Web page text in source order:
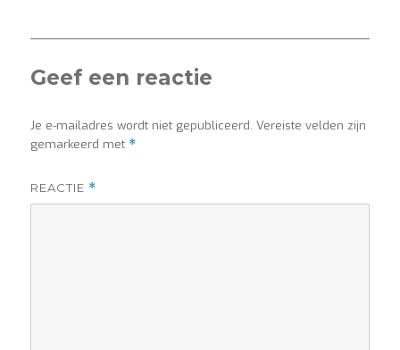
Geef een reactie
Je e-mailadres wordt niet gepubliceerd. Vereiste velden zijn
gemarkeerd met *
REACTIE *